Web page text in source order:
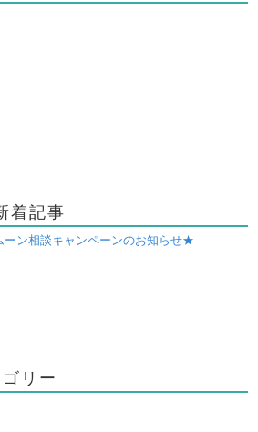
着記事
ン相談キャンペーンのお知らせ★
リー